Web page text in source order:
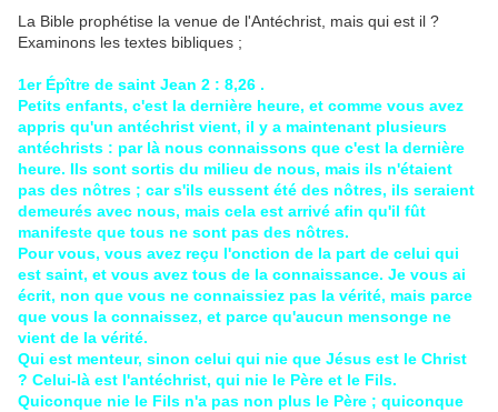
La Bible prophétise la venue de l'Antéchrist, mais qui est il ?
Examinons les textes bibliques ;
1er Épître de saint Jean 2 : 8,26 .
Petits enfants, c'est la dernière heure, et comme vous avez
appris qu'un antéchrist vient, il y a maintenant plusieurs
antéchrists : par là nous connaissons que c'est la dernière
heure. Ils sont sortis du milieu de nous, mais ils n'étaient
pas des nôtres ; car s'ils eussent été des nôtres, ils seraient
demeurés avec nous, mais cela est arrivé afin qu'il fût
manifeste que tous ne sont pas des nôtres.
Pour vous, vous avez reçu l'onction de la part de celui qui
est saint, et vous avez tous de la connaissance. Je vous ai
écrit, non que vous ne connaissiez pas la vérité, mais parce
que vous la connaissez, et parce qu'aucun mensonge ne
vient de la vérité.
Qui est menteur, sinon celui qui nie que Jésus est le Christ
? Celui-là est l'antéchrist, qui nie le Père et le Fils.
Quiconque nie le Fils n'a pas non plus le Père ; quiconque